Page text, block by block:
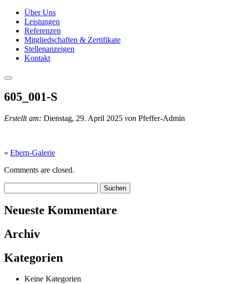
Über Uns
Leistungen
Referenzen
Mitgliedschaften & Zertifikate
Stellenanzeigen
Kontakt
605_001-S
Erstellt am: Dienstag, 29. April 2025 von Pfeffer-Admin
« Ebern-Galerie
Comments are closed.
Neueste Kommentare
Archiv
Kategorien
Keine Kategorien